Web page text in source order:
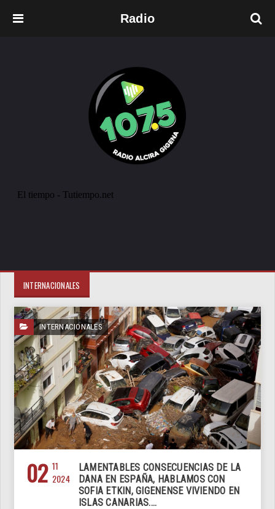
Radio
INTERNACIONALES
INTERNACIONALES
02 11
2024
LAMENTABLES CONSECUENCIAS DE LA
DANA EN ESPAÑA, HABLAMOS CON
SOFIA ETKIN, GIGENENSE VIVIENDO EN
ISLAS CANARIAS....